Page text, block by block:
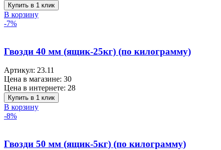
Купить в 1 клик
В корзину
-7%
Гвозди 40 мм (ящик-25кг) (по килограмму)
Артикул: 23.11
Цена в магазине: 30
Цена в интернете: 28
Купить в 1 клик
В корзину
-8%
Гвозди 50 мм (ящик-5кг) (по килограмму)